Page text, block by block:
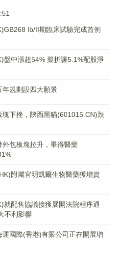
Ib/II期臨床試驗完成首例
盤中漲超54% 擬折讓5.1%配股淨
規劃設四大願景
塊下挫，陝西黑貓(601015.CN)跌
外包板塊拉升，畢得醫藥
附屬宜明凱爾生物醫藥獲增資
就配售協議接獲展開法院程序通
不利影響
國際(香港)有限公司正在開展增